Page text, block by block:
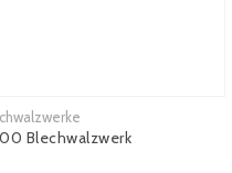
Blechwalzwerk